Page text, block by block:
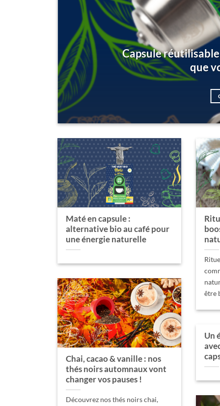
Capsule
que
Maté en capsule :
alternative bio au café pour
une énergie naturelle
être
Chai, cacao & vanille : nos
thés noirs automnaux vont
changer vos pauses !
Découvrez nos thés noirs chai,
Un